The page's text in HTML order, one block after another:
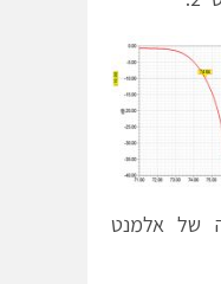
של אלמנט